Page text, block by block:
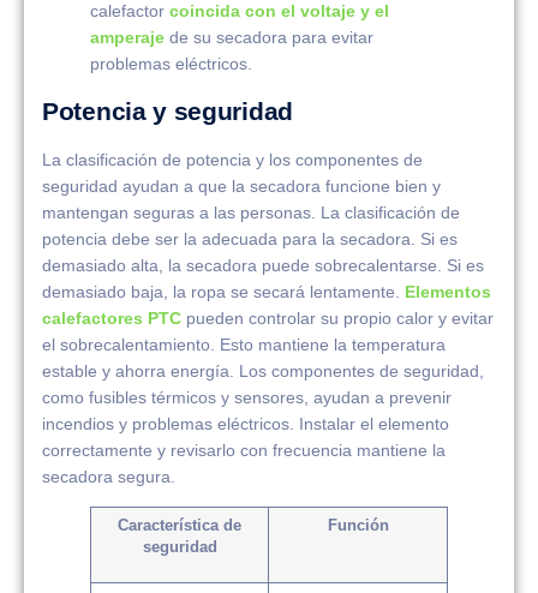
calefactor coincida con el voltaje y el
amperaje de su secadora para evitar
problemas eléctricos.
Potencia y seguridad
La clasificación de potencia y los componentes de
seguridad ayudan a que la secadora funcione bien y
mantengan seguras a las personas. La clasificación de
potencia debe ser la adecuada para la secadora. Si es
demasiado alta, la secadora puede sobrecalentarse. Si es
demasiado baja, la ropa se secará lentamente. Elementos
calefactores PTC pueden controlar su propio calor y evitar
el sobrecalentamiento. Esto mantiene la temperatura
estable y ahorra energía. Los componentes de seguridad,
como fusibles térmicos y sensores, ayudan a prevenir
incendios y problemas eléctricos. Instalar el elemento
correctamente y revisarlo con frecuencia mantiene la
secadora segura.
Característica de
seguridad
Función